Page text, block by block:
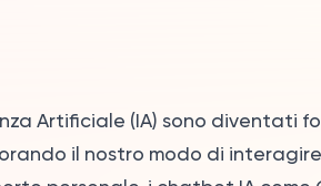
Artificiale (IA) sono diventati
il nostro modo di